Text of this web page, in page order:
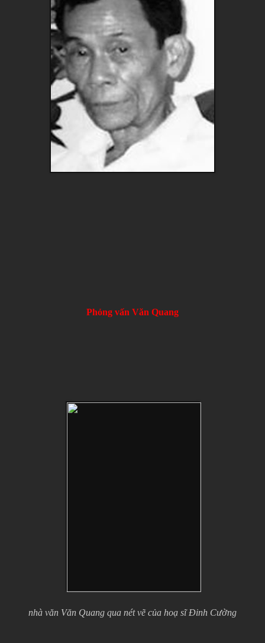
Phỏng vấn Văn Quang
nhà văn Văn Quang qua nét vẽ của hoạ sĩ Đinh Cường